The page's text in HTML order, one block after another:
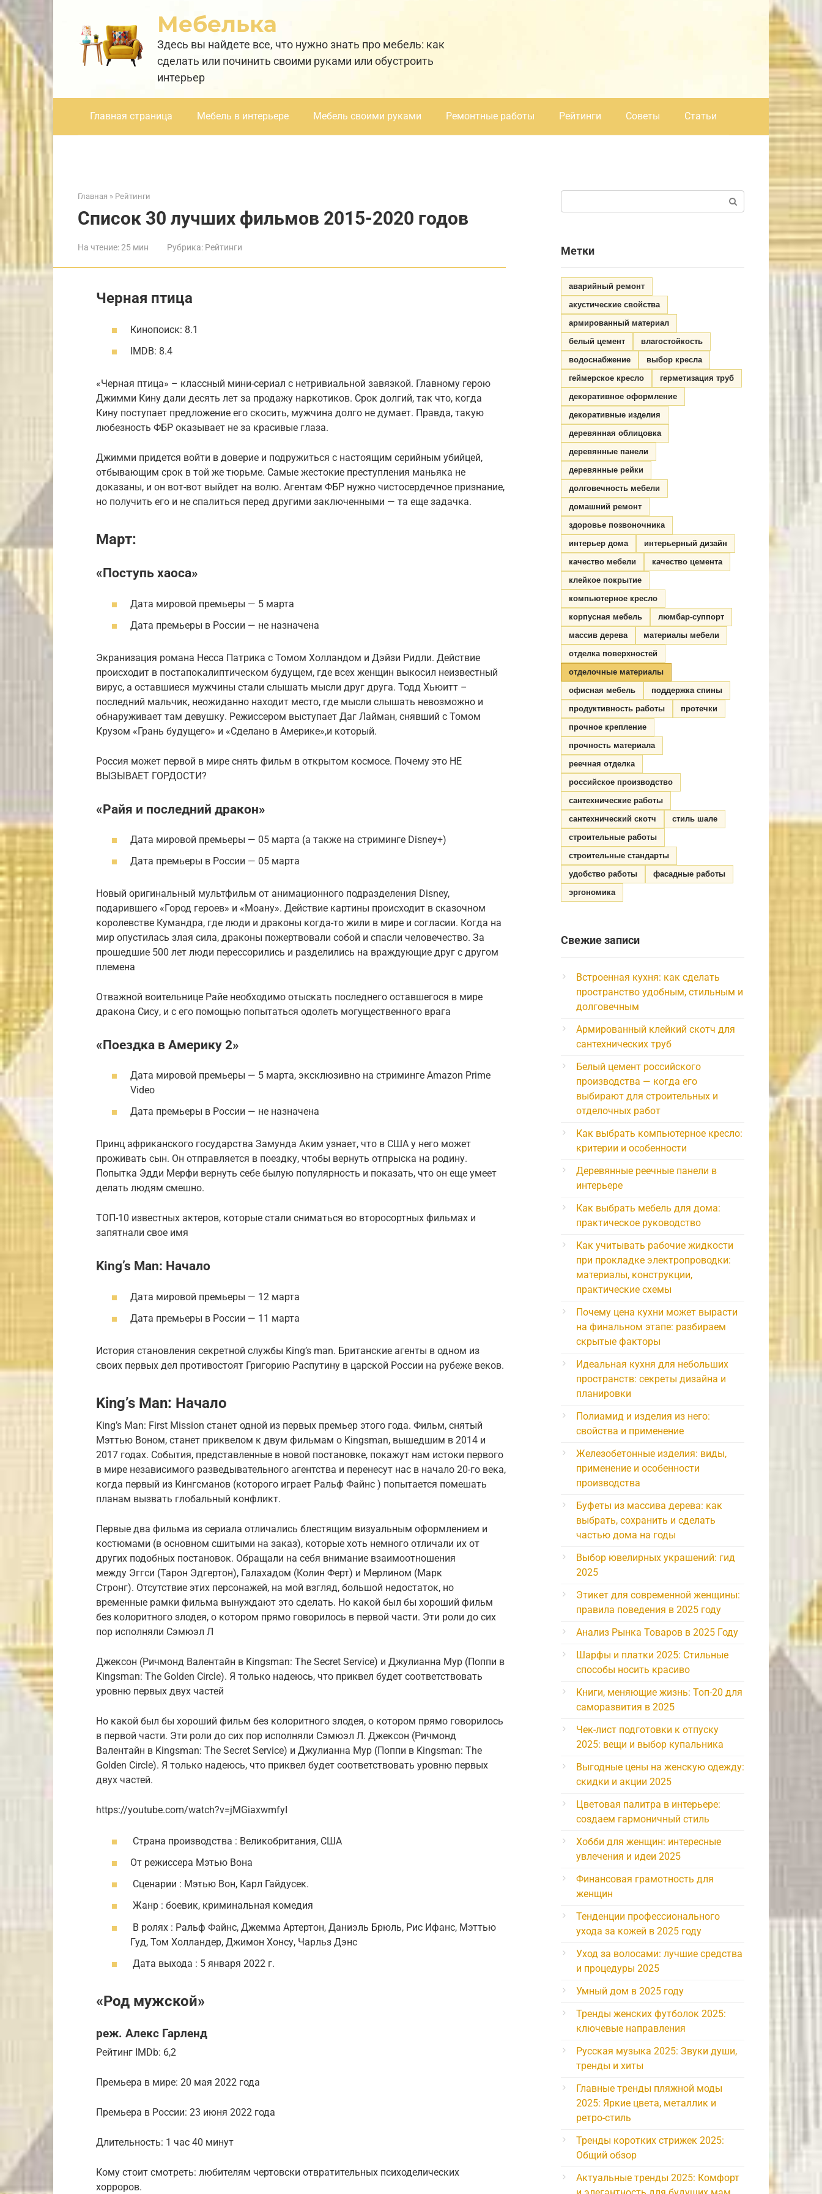
Перейти
к
контенту
Мебелька
Здесь вы найдете все, что нужно знать про мебель: как
сделать или починить своими руками или обустроить
интерьер
Главная страница Мебель в интерьере Мебель своими руками Ремонтные работы Рейтинги Советы Статьи
Главная » Рейтинги
Список 30 лучших фильмов 2015-2020 годов
На чтение:25 мин Рубрика: Рейтинги
Черная птица
Кинопоиск: 8.1
IMDB: 8.4
«Черная птица» – классный мини-сериал с нетривиальной завязкой. Главному герою
Джимми Кину дали десять лет за продажу наркотиков. Срок долгий, так что, когда
Кину поступает предложение его скосить, мужчина долго не думает. Правда, такую
любезность ФБР оказывает не за красивые глаза.
Джимми придется войти в доверие и подружиться с настоящим серийным убийцей,
отбывающим срок в той же тюрьме. Самые жестокие преступления маньяка не
доказаны, и он вот-вот выйдет на волю. Агентам ФБР нужно чистосердечное признание,
но получить его и не спалиться перед другими заключенными — та еще задачка.
Март:
«Поступь хаоса»
Дата мировой премьеры — 5 марта
Дата премьеры в России — не назначена
Экранизация романа Несса Патрика с Томом Холландом и Дэйзи Ридли. Действие
происходит в постапокалиптическом будущем, где всех женщин выкосил неизвестный
вирус, а оставшиеся мужчины стали слышать мысли друг друга. Тодд Хьюитт –
последний мальчик, неожиданно находит место, где мысли слышать невозможно и
обнаруживает там девушку. Режиссером выступает Даг Лайман, снявший с Томом
Крузом «Грань будущего» и «Сделано в Америке»,и который.
Россия может первой в мире снять фильм в открытом космосе. Почему это НЕ
ВЫЗЫВАЕТ ГОРДОСТИ?
«Райя и последний дракон»
Дата мировой премьеры — 05 марта (а также на стриминге Disney+)
Дата премьеры в России — 05 марта
Новый оригинальный мультфильм от анимационного подразделения Disney,
подарившего «Город героев» и «Моану». Действие картины происходит в сказочном
королевстве Кумандра, где люди и драконы когда-то жили в мире и согласии. Когда на
мир опустилась злая сила, драконы пожертвовали собой и спасли человечество. За
прошедшие 500 лет люди перессорились и разделились на враждующие друг с другом
племена
Отважной воительнице Райе необходимо отыскать последнего оставшегося в мире
дракона Сису, и с его помощью попытаться одолеть могущественного врага
«Поездка в Америку 2»
Дата мировой премьеры — 5 марта, эксклюзивно на стриминге Amazon Prime
Video
Дата премьеры в России — не назначена
Принц африканского государства Замунда Аким узнает, что в США у него может
проживать сын. Он отправляется в поездку, чтобы вернуть отпрыска на родину.
Попытка Эдди Мерфи вернуть себе былую популярность и показать, что он еще умеет
делать людям смешно.
ТОП-10 известных актеров, которые стали сниматься во второсортных фильмах и
запятнали свое имя
King’s Man: Начало
Дата мировой премьеры — 12 марта
Дата премьеры в России — 11 марта
История становления секретной службы King’s man. Британские агенты в одном из
своих первых дел противостоят Григорию Распутину в царской России на рубеже веков.
King’s Man: Начало
King’s Man: First Mission станет одной из первых премьер этого года. Фильм, снятый
Мэттью Воном, станет приквелом к ​​двум фильмам о Kingsman, вышедшим в 2014 и
2017 годах. События, представленные в новой постановке, покажут нам истоки первого
в мире независимого разведывательного агентства и перенесут нас в начало 20-го века,
когда первый из Кингсманов (которого играет Ральф Файнс ) попытается помешать
планам вызвать глобальный конфликт.
Первые два фильма из сериала отличались блестящим визуальным оформлением и
костюмами (в основном сшитыми на заказ), которые хоть немного отличали их от
других подобных постановок. Обращали на себя внимание взаимоотношения
между Эггси (Тарон Эдгертон), Галахадом (Колин Ферт) и Мерлином (Марк
Стронг). Отсутствие этих персонажей, на мой взгляд, большой недостаток, но
временные рамки фильма вынуждают это сделать. Но какой был бы хороший фильм
без колоритного злодея, о котором прямо говорилось в первой части. Эти роли до сих
пор исполняли Сэмюэл Л
Джексон (Ричмонд Валентайн в Kingsman: The Secret Service) и Джулианна Мур (Поппи в
Kingsman: The Golden Circle). Я только надеюсь, что приквел будет соответствовать
уровню первых двух частей
Но какой был бы хороший фильм без колоритного злодея, о котором прямо говорилось
в первой части. Эти роли до сих пор исполняли Сэмюэл Л. Джексон (Ричмонд
Валентайн в Kingsman: The Secret Service) и Джулианна Мур (Поппи в Kingsman: The
Golden Circle). Я только надеюсь, что приквел будет соответствовать уровню первых
двух частей.
https://youtube.com/watch?v=jMGiaxwmfyI
Страна производства : Великобритания, США
От режиссера Мэтью Вона
Сценарии : Мэтью Вон, Карл Гайдусек.
Жанр : боевик, криминальная комедия
В ролях : Ральф Файнс, Джемма Артертон, Даниэль Брюль, Рис Ифанс, Мэттью
Гуд, Том Холландер, Джимон Хонсу, Чарльз Дэнс
Дата выхода : 5 января 2022 г.
«Род мужской»
реж. Алекс Гарленд
Рейтинг IMDb: 6,2
Премьера в мире: 20 мая 2022 года
Премьера в России: 23 июня 2022 года
Длительность: 1 час 40 минут
Кому стоит смотреть: любителям чертовски отвратительных психоделических
хорроров.
Метки
аварийный ремонт
акустические свойства
армированный материал
белый цемент
влагостойкость
водоснабжение
выбор кресла
геймерское кресло
герметизация труб
декоративное оформление
декоративные изделия
деревянная облицовка
деревянные панели
деревянные рейки
долговечность мебели
домашний ремонт
здоровье позвоночника
интерьер дома
интерьерный дизайн
качество мебели
качество цемента
клейкое покрытие
компьютерное кресло
корпусная мебель
люмбар-суппорт
массив дерева
материалы мебели
отделка поверхностей
отделочные материалы
офисная мебель
поддержка спины
продуктивность работы
протечки
прочное крепление
прочность материала
реечная отделка
российское производство
сантехнические работы
сантехнический скотч
стиль шале
строительные работы
строительные стандарты
удобство работы
фасадные работы
эргономика
Свежие записи
Встроенная кухня: как сделать
пространство удобным, стильным и
долговечным
Армированный клейкий скотч для
сантехнических труб
Белый цемент российского
производства — когда его
выбирают для строительных и
отделочных работ
Как выбрать компьютерное кресло:
критерии и особенности
Деревянные реечные панели в
интерьере
Как выбрать мебель для дома:
практическое руководство
Как учитывать рабочие жидкости
при прокладке электропроводки:
материалы, конструкции,
практические схемы
Почему цена кухни может вырасти
на финальном этапе: разбираем
скрытые факторы
Идеальная кухня для небольших
пространств: секреты дизайна и
планировки
Полиамид и изделия из него:
свойства и применение
Железобетонные изделия: виды,
применение и особенности
производства
Буфеты из массива дерева: как
выбрать, сохранить и сделать
частью дома на годы
Выбор ювелирных украшений: гид
2025
Этикет для современной женщины:
правила поведения в 2025 году
Анализ Рынка Товаров в 2025 Году
Шарфы и платки 2025: Стильные
способы носить красиво
Книги, меняющие жизнь: Топ-20 для
саморазвития в 2025
Чек-лист подготовки к отпуску
2025: вещи и выбор купальника
Выгодные цены на женскую одежду:
скидки и акции 2025
Цветовая палитра в интерьере:
создаем гармоничный стиль
Хобби для женщин: интересные
увлечения и идеи 2025
Финансовая грамотность для
женщин
Тенденции профессионального
ухода за кожей в 2025 году
Уход за волосами: лучшие средства
и процедуры 2025
Умный дом в 2025 году
Тренды женских футболок 2025:
ключевые направления
Русская музыка 2025: Звуки души,
тренды и хиты
Главные тренды пляжной моды
2025: Яркие цвета, металлик и
ретро-стиль
Тренды коротких стрижек 2025:
Общий обзор
Актуальные тренды 2025: Комфорт